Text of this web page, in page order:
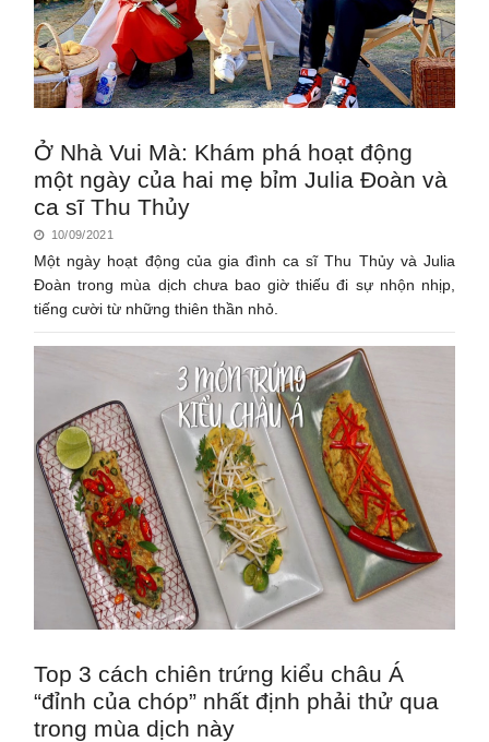
Ở Nhà Vui Mà: Khám phá hoạt động
một ngày của hai mẹ bỉm Julia Đoàn và
ca sĩ Thu Thủy
10/09/2021
Một ngày hoạt động của gia đình ca sĩ Thu Thủy và Julia
Đoàn trong mùa dịch chưa bao giờ thiếu đi sự nhộn nhịp,
tiếng cười từ những thiên thần nhỏ.
Top 3 cách chiên trứng kiểu châu Á
“đỉnh của chóp” nhất định phải thử qua
trong mùa dịch này